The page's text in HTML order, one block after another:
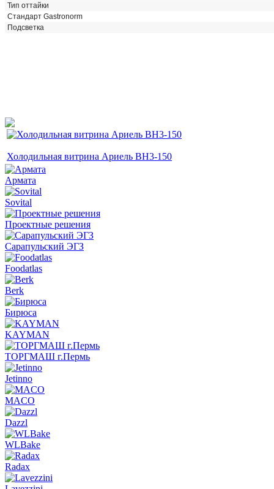
Тип оттайки
Стандарт Gastronorm
Подсветка
Холодильная витрина Ариель ВН3-150
Армата
Sovital
Проектные решения
Сарапульский ЭГЗ
Foodatlas
Berk
Бирюса
KAYMAN
ТОРГМАШ г.Пермь
Jetinno
MACO
Dazzl
WLBake
Radax